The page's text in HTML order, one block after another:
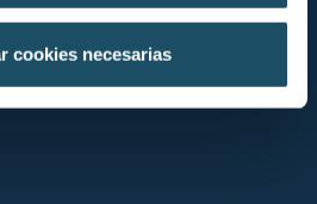
cookies necesarias